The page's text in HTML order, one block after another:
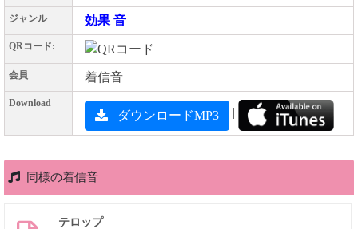
ジャンル 効果 音
QRコード:
会員 着信音
Download
ダウンロードMP3 |
同様の着信音
テロップ